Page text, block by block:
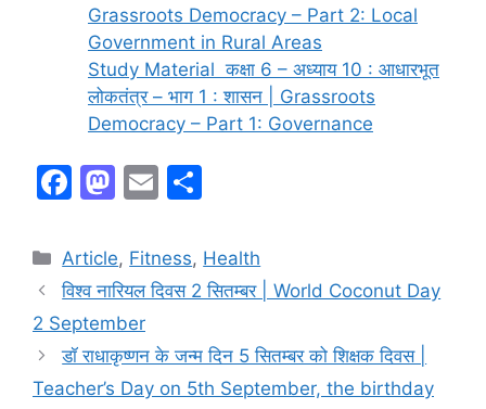
Grassroots Democracy – Part 2: Local
Government in Rural Areas
Study Material कक्षा 6 – अध्याय 10 : आधारभूत
लोकतंत्र – भाग 1 : शासन | Grassroots
Democracy – Part 1: Governance
F
c
e
b
o
o
M
st
o
d
o
n
E
ai
l
ar
e
Article, Fitness, Health
विश्व नारियल दिवस 2 सितम्बर | World Coconut Day
2 September
डॉ राधाकृष्‍णन के जन्म दिन 5 सितम्बर को शिक्षक दिवस |
Teacher’s Day on 5th September, the birthday